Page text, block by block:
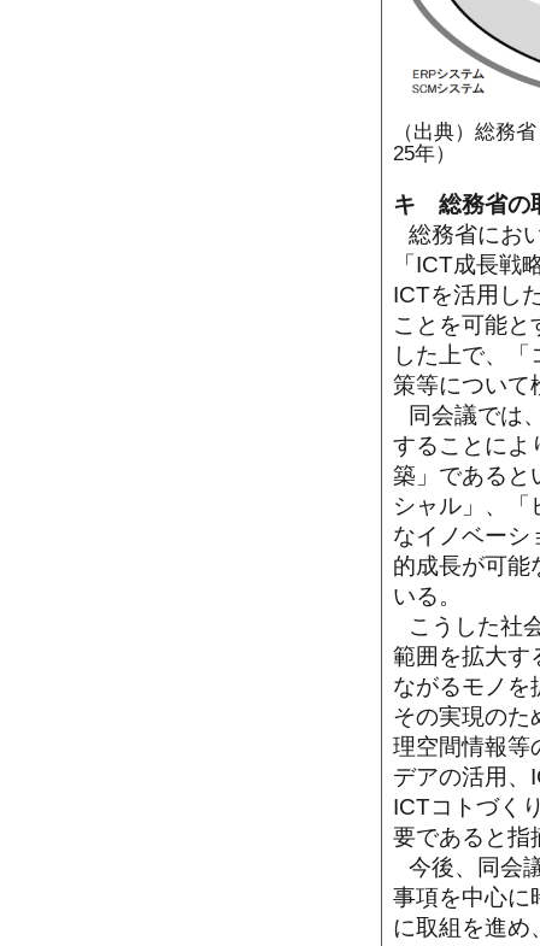
（出典）総務
25年）
キ 総務省の
総務省にお
「ICT成長戦
ICTを活用し
ことを可能と
した上で、
策等について
同会議では
することによ
築」であると
シャル」、「
なイノベーシ
的成長が可能
いる。
こうした社
範囲を拡大す
ながるモノを
その実現のた
理空間情報等
デアの活用、
ICTコトづく
要であると指
今後、同会
事項を中心に
に取組を進め